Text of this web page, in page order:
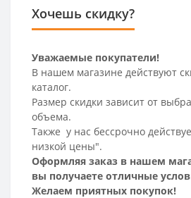
Хочешь скидку?
Уважаемые покупатели!
В нашем магазине действуют
каталог.
Размер скидки зависит от
объема.
Также у нас бессрочно
низкой цены".
Оформляя заказ в нашем
вы получаете отличные
Желаем приятных покупок!